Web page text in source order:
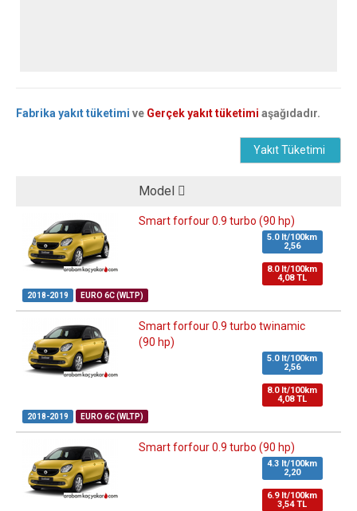
Fabrika yakıt tüketimi ve Gerçek yakıt tüketimi aşağıdadır.
Yakıt Tüketimi
Model
Smart forfour 0.9 turbo (90 hp)
5.0 lt/100km
2,56
8.0 lt/100km
4,08 TL
2018-2019 EURO 6C (WLTP)
Smart forfour 0.9 turbo twinamic
(90 hp)
5.0 lt/100km
2,56
8.0 lt/100km
4,08 TL
2018-2019 EURO 6C (WLTP)
Smart forfour 0.9 turbo (90 hp)
4.3 lt/100km
2,20
6.9 lt/100km
3,54 TL